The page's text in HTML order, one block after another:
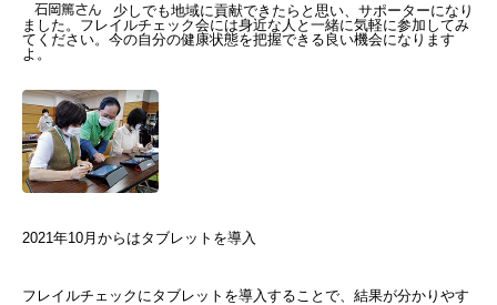
少しでも地域に貢献できたらと思い、サポーターになり
ました。フレイルチェック会には身近な人と一緒に気軽に参加してみ
てください。今の自分の健康状態を把握できる良い機会になります
よ。
2021年10月からはタブレットを導入
フレイルチェックにタブレットを導入することで、結果が分かりやす